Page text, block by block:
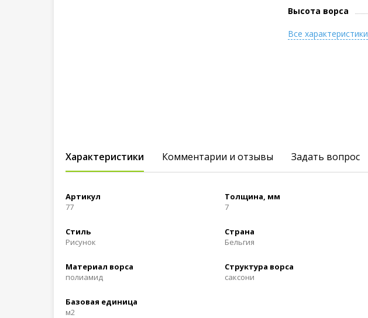
Высота ворса
Все характеристики
Характеристики Комментарии и отзывы Задать вопрос
Артикул
77
Толщина, мм
7
Стиль
Рисунок
Страна
Бельгия
Материал ворса
полиамид
Структура ворса
саксони
Базовая единица
м2